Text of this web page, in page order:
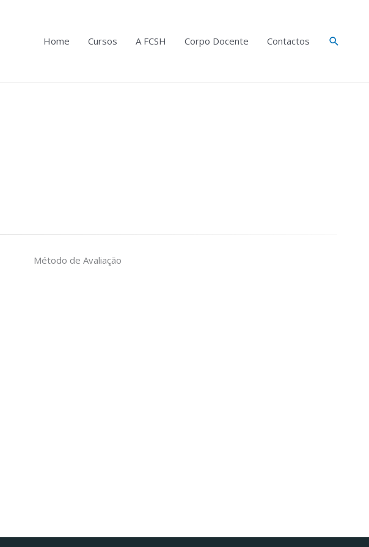
Home Cursos A FCSH Corpo Docente Contactos Search
Método de Avaliação